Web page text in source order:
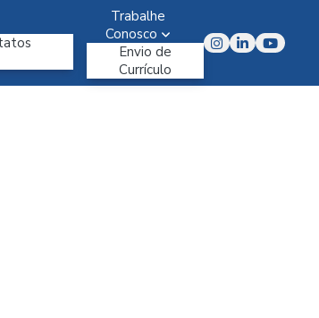
Trabalhe
Conosco
Envio de
Currículo